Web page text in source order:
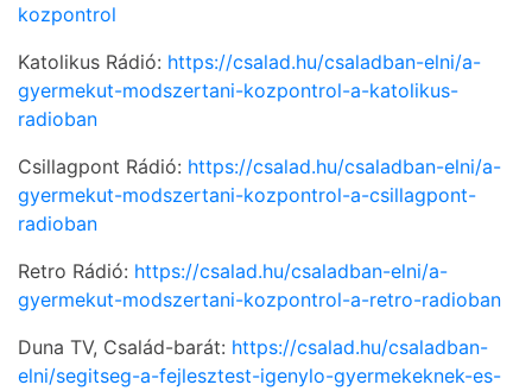
kozpontrol
Katolikus Rádió: https://csalad.hu/csaladban-elni/a-
gyermekut-modszertani-kozpontrol-a-katolikus-
radioban
Csillagpont Rádió: https://csalad.hu/csaladban-elni/a-
gyermekut-modszertani-kozpontrol-a-csillagpont-
radioban
Retro Rádió: https://csalad.hu/csaladban-elni/a-
gyermekut-modszertani-kozpontrol-a-retro-radioban
Duna TV, Család-barát: https://csalad.hu/csaladban-
elni/segitseg-a-fejlesztest-igenylo-gyermekeknek-es-